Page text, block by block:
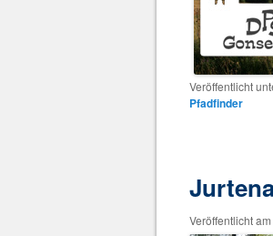
Veröffentlicht
Pfadfinder
Veröffentlicht am